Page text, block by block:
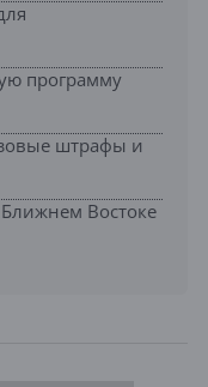
программу
штрафы и
Ближнем Востоке